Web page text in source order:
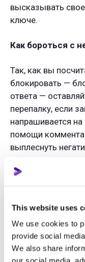
This website uses
We use cookies to
provide social
We also share
высказывать
ключе.
Как бороться с
Так, как вы
блокировать —
ответа —
перепалку, если
напрашивается
помощи
выплеснуть
человека и уйти.
Оскорбленные и
наговорить
два правила: